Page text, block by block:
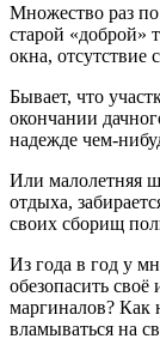
Множество раз по
старой «доброй»
окна, отсутствие
Бывает, что
окончании
надежде чем-
Или малолетняя
отдыха,
своих сборищ
Из года в год у
обезопасить своё
маргиналов? Как
вламываться на